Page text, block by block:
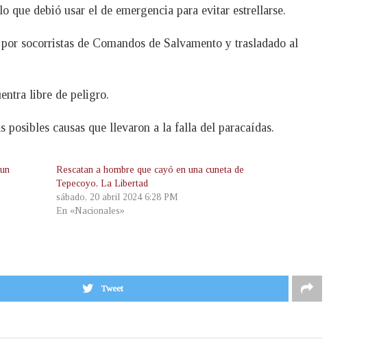
que debió usar el de emergencia para evitar estrellarse.
socorristas de Comandos de Salvamento y trasladado al
libre de peligro.
causas que llevaron a la falla del paracaídas.
Rescatan a hombre que cayó en una cuneta de
Tepecoyo, La Libertad
sábado, 20 abril 2024 6:28 PM
En «Nacionales»
Tweet